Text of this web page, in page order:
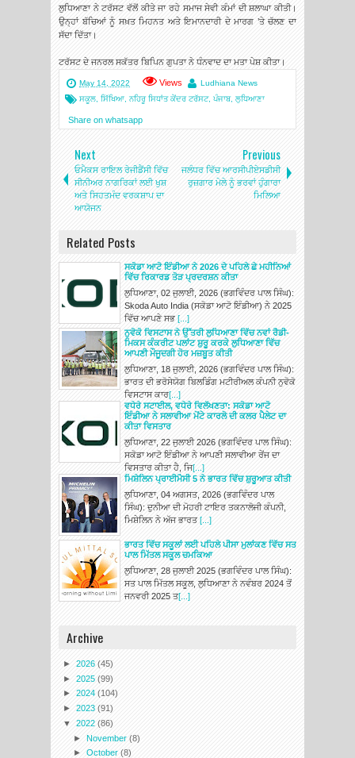
ਲੁਧਿਆਣਾ ਨੇ ਟਰੱਸਟ ਵੱਲੋਂ ਕੀਤੇ ਜਾ ਰਹੇ ਸਮਾਜ ਸੇਵੀ ਕੰਮਾਂ ਦੀ ਸ਼ਲਾਘਾ ਕੀਤੀ।
ਉਨ੍ਹਾਂ ਬੱਚਿਆਂ ਨੂੰ ਸਖ਼ਤ ਮਿਹਨਤ ਅਤੇ ਇਮਾਨਦਾਰੀ ਦੇ ਮਾਰਗ ’ਤੇ ਚੱਲਣ ਦਾ
ਸੱਦਾ ਦਿੱਤਾ।
ਟਰੱਸਟ ਦੇ ਜਨਰਲ ਸਕੱਤਰ ਬਿਪਿਨ ਗੁਪਤਾ ਨੇ ਧੰਨਵਾਦ ਦਾ ਮਤਾ ਪੇਸ਼ ਕੀਤਾ।
May 14, 2022 Views
Ludhiana News
ਸਕੂਲ ਸਿੱਖਿਆ ਨਹਿਰੂ ਸਿਧਾਂਤ ਕੇਂਦਰ ਟਰੱਸਟ, ਪੰਜਾਬ, ਲੁਧਿਆਣਾ
Share on whatsapp
Next
ਓਮੈਕਸ ਰਾਇਲ ਰੇਜੀਡੈਂਸੀ ਵਿੱਚ
ਸੀਨੀਅਰ ਨਾਗਰਿਕਾਂ ਲਈ ਖੁਸ਼
ਅਤੇ ਸਿਹਤਮੰਦ ਵਰਕਸ਼ਾਪ ਦਾ
ਆਯੋਜਨ
Previous
ਜਲੰਧਰ ਵਿੱਚ ਆਰਸੀਪੀਏਸਡੀਸੀ
ਰੁਜ਼ਗਾਰ ਮੇਲੇ ਨੂੰ ਭਰਵਾਂ ਹੁੰਗਾਰਾ
ਮਿਲਿਆ
Related Posts
ਸਕੋਡਾ ਆਟੋ ਇੰਡੀਆ ਨੇ 2026 ਦੇ ਪਹਿਲੇ ਛੇ ਮਹੀਨਿਆਂ
ਵਿੱਚ ਰਿਕਾਰਡ ਤੋੜ ਪ੍ਰਦਰਸ਼ਨ ਕੀਤਾ
ਲੁਧਿਆਣਾ, 02 ਜੁਲਾਈ, 2026 (ਭਗਵਿੰਦਰ ਪਾਲ ਸਿੰਘ):
Skoda Auto India (ਸਕੋਡਾ ਆਟੋ ਇੰਡੀਆ) ਨੇ 2025
ਵਿੱਚ ਆਪਣੇ ਸਭ [...]
ਨੁਵੋਕੋ ਵਿਸਟਾਸ ਨੇ ਉੱਤਰੀ ਲੁਧਿਆਣਾ ਵਿੱਚ ਨਵਾਂ ਰੈਡੀ-
ਮਿਕਸ ਕੰਕਰੀਟ ਪਲਾਂਟ ਸ਼ੁਰੂ ਕਰਕੇ ਲੁਧਿਆਣਾ ਵਿੱਚ
ਆਪਣੀ ਮੌਜੂਦਗੀ ਹੋਰ ਮਜ਼ਬੂਤ ਕੀਤੀ
ਲੁਧਿਆਣਾ, 18 ਜੁਲਾਈ, 2026 (ਭਗਵਿੰਦਰ ਪਾਲ ਸਿੰਘ):
ਭਾਰਤ ਦੀ ਭਰੋਸੇਯੋਗ ਬਿਲਡਿੰਗ ਮਟੀਰੀਅਲ ਕੰਪਨੀ ਨੁਵੋਕੋ
ਵਿਸਟਾਸ ਕਾਰ[...]
ਵਧੇਰੇ ਸਟਾਈਲ, ਵਧੇਰੇ ਵਿਲੱਖਣਤਾ: ਸਕੋਡਾ ਆਟੋ
ਇੰਡੀਆ ਨੇ ਸਲਾਵੀਆ ਮੋਂਟੇ ਕਾਰਲੋ ਦੀ ਕਲਰ ਪੈਲੇਟ ਦਾ
ਕੀਤਾ ਵਿਸਤਾਰ
ਲੁਧਿਆਣਾ, 22 ਜੁਲਾਈ 2026 (ਭਗਵਿੰਦਰ ਪਾਲ ਸਿੰਘ):
ਸਕੋਡਾ ਆਟੋ ਇੰਡੀਆ ਨੇ ਆਪਣੀ ਸਲਾਵੀਆ ਰੇਂਜ ਦਾ
ਵਿਸਤਾਰ ਕੀਤਾ ਹੈ, ਜਿ[...]
ਮਿਸ਼ੇਲਿਨ ਪ੍ਰਾਈਮੈਸੀ 5 ਨੇ ਭਾਰਤ ਵਿੱਚ ਸ਼ੁਰੂਆਤ ਕੀਤੀ
ਲੁਧਿਆਣਾ, 04 ਅਗਸਤ, 2026 (ਭਗਵਿੰਦਰ ਪਾਲ
ਸਿੰਘ): ਦੁਨੀਆ ਦੀ ਮੋਹਰੀ ਟਾਇਰ ਤਕਨਾਲੋਜੀ ਕੰਪਨੀ,
ਮਿਸ਼ੇਲਿਨ ਨੇ ਅੱਜ ਭਾਰਤ[...]
ਭਾਰਤ ਵਿੱਚ ਸਕੂਲਾਂ ਲਈ ਪਹਿਲੇ ਪੀਸਾ ਮੁਲਾਂਕਣ ਵਿੱਚ ਸਤ
ਪਾਲ ਮਿੱਤਲ ਸਕੂਲ ਚਮਕਿਆ
ਲੁਧਿਆਣਾ, 28 ਜੁਲਾਈ 2025 (ਭਗਵਿੰਦਰ ਪਾਲ ਸਿੰਘ):
ਸਤ ਪਾਲ ਮਿੱਤਲ ਸਕੂਲ, ਲੁਧਿਆਣਾ ਨੇ ਨਵੰਬਰ 2024 ਤੋਂ
ਜਨਵਰੀ 2025 ਤ[...]
Archive
► 2026 (45)
► 2025 (99)
► 2024 (104)
► 2023 (91)
▼ 2022 (86)
► November(8)
►October(8)